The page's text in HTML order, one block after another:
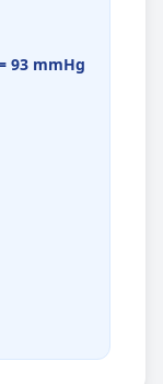
93 mmHg